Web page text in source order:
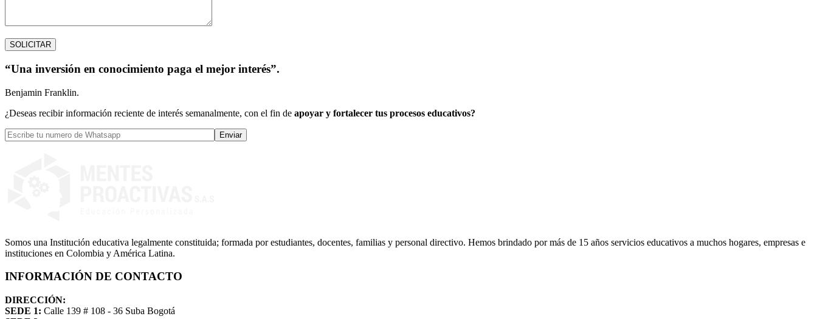
“Una inversión en conocimiento paga el mejor interés”.
Benjamin Franklin.
¿Deseas recibir información reciente de interés semanalmente, con el fin de apoyar y fortalecer tus procesos educativos?
Somos una Institución educativa legalmente constituida; formada por estudiantes, docentes, familias y personal directivo. Hemos brindado por más de 15 años servicios educativos a muchos hogares, empresas e
instituciones en Colombia y América Latina.
INFORMACIÓN DE CONTACTO
DIRECCIÓN:
SEDE 1: Calle 139 # 108 - 36 Suba Bogotá